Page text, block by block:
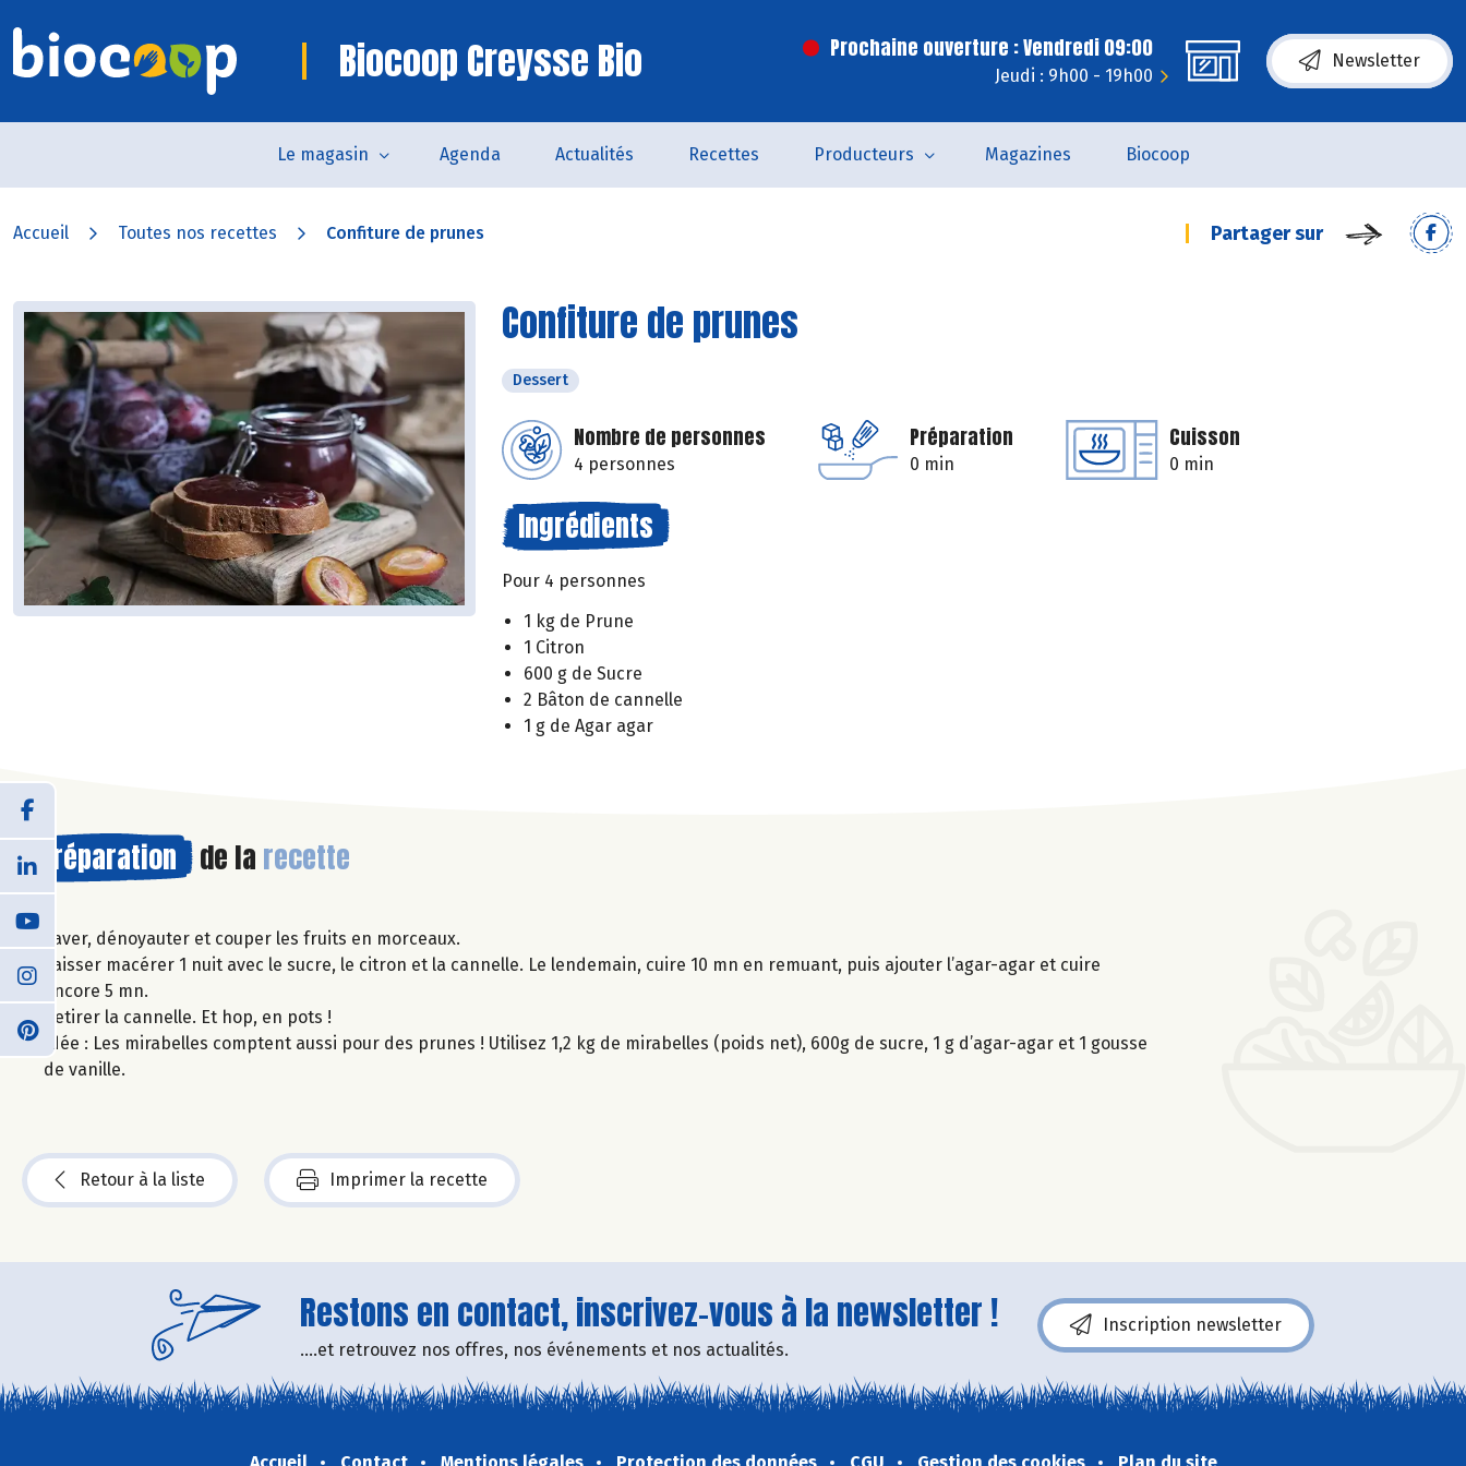
Biocoop Creysse Bio Prochaine ouverture : Vendredi 09:00
Jeudi : 9h00 - 19h00
Newsletter
Le magasin Agenda Actualités Recettes Producteurs Magazines Biocoop
Accueil Toutes nos recettes Confiture de prunes Partager sur
Confiture de prunes
Dessert
Nombre de personnes
4 personnes
Préparation
0 min
Cuisson
0 min
Ingrédients
Pour 4 personnes
1 kg de Prune
1 Citron
600 g de Sucre
2 Bâton de cannelle
1 g de Agar agar
Préparation de la recette
Laver, dénoyauter et couper les fruits en morceaux.
Laisser macérer 1 nuit avec le sucre, le citron et la cannelle. Le lendemain, cuire 10 mn en remuant, puis ajouter l’agar-agar et cuire
encore 5 mn.
Retirer la cannelle. Et hop, en pots !
Idée : Les mirabelles comptent aussi pour des prunes ! Utilisez 1,2 kg de mirabelles (poids net), 600g de sucre, 1 g d’agar-agar et 1 gousse
de vanille.
Retour à la liste Imprimer la recette
Restons en contact, inscrivez-vous à la newsletter !
....et retrouvez nos offres, nos événements et nos actualités.
Inscription newsletter